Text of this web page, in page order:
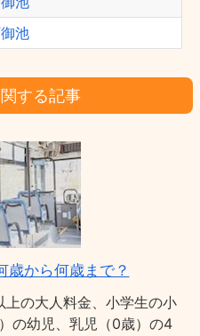
池
する記事
歳から何歳まで？
の大人料金、小学生の小
の幼児、乳児（0歳）の4